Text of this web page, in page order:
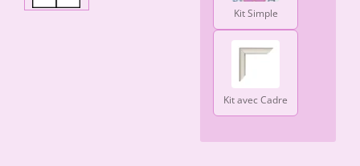
Kit Simple
Kit avec Cadre